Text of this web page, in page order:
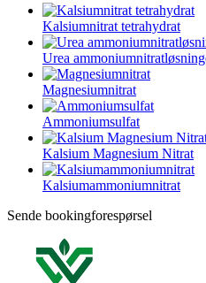
Kalsiumnitrat tetrahydrat
Urea
Magnesiumnitrat
Ammoniumsulfat
Kalsium Magnesium Nitrat
Kalsiumammoniumnitrat
Sende bookingforespørsel